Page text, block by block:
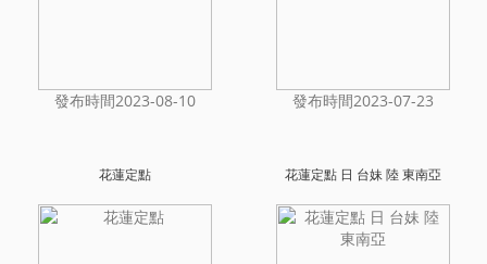
發布時間2023-08-10 發布時間2023-07-23
花蓮定點 花蓮定點 日 台妹 陸 東南亞